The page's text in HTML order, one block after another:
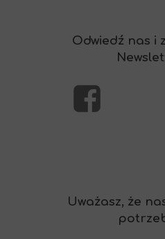
Odwiedź nas i
Uważasz, że